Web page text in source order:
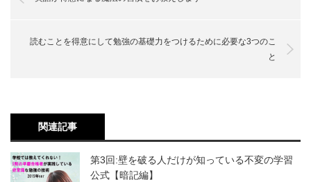
読むことを得意にして勉強の基礎力をつけるために必要な3つのこ
と
関連記事
第3回:壁を破る人だけが知っている不変の学習
公式【暗記編】